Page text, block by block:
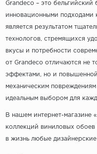
Grandeco – это бельгийский
инновационными
является результатом
технологов, стремящихся
вкусы и потребности
от Grandeco отличаются не
эффектами, но и повышенной
механическим
идеальным выбором для
В нашем интернет-
коллекций виниловых обоев
в жизнь любые